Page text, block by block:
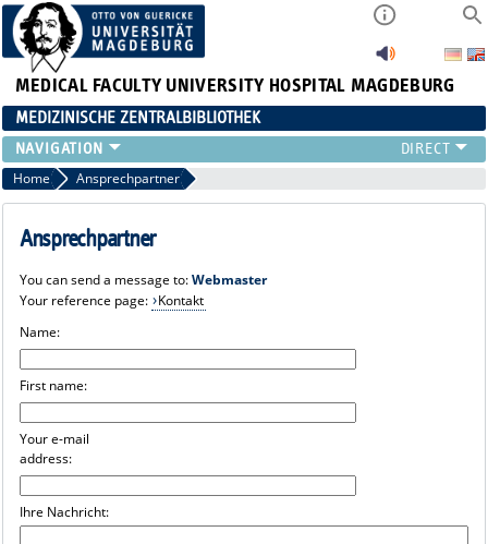
MEDICAL FACULTY UNIVERSITY HOSPITAL MAGDEBURG
MEDIZINISCHE ZENTRALBIBLIOTHEK
Home Ansprechpartner
Ansprechpartner
You can send a message to:Webmaster
Your reference page: Kontakt
Name:
First name:
Your e-mail
address:
Ihre Nachricht: